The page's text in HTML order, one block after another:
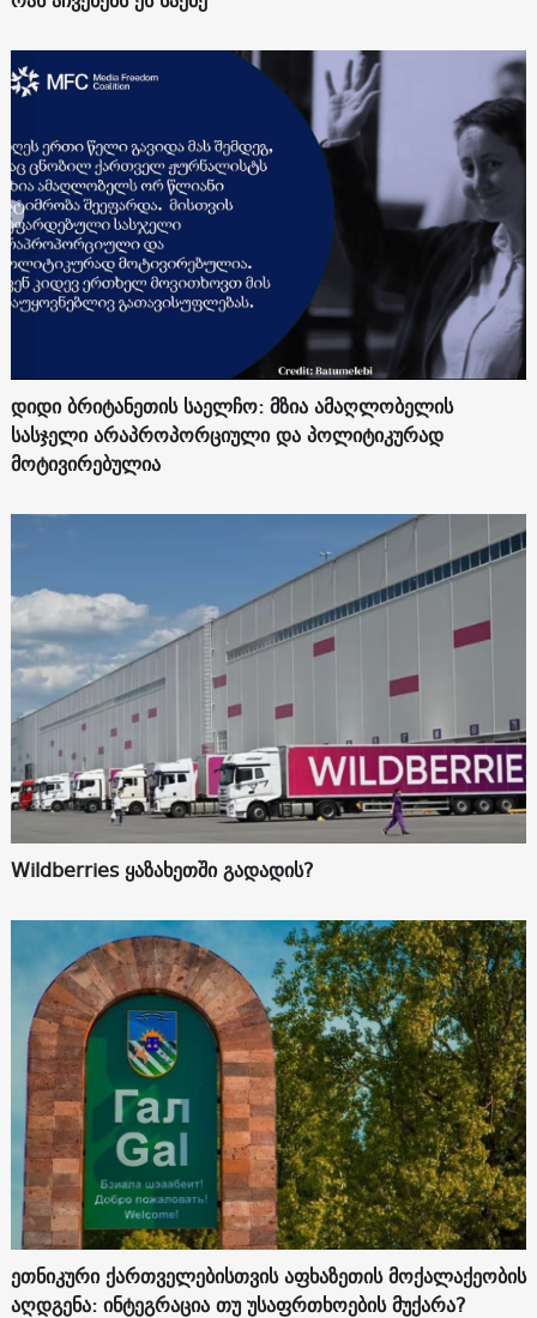
დიდი ბრიტანეთის საელჩო: მზია ამაღლობელის
სასჯელი არაპროპორციული და პოლიტიკურად
მოტივირებულია
Wildberries ყაზახეთში გადადის?
ეთნიკური ქართველებისთვის აფხაზეთის მოქალაქეობის
აღდგენა: ინტეგრაცია თუ უსაფრთხოების მუქარა?